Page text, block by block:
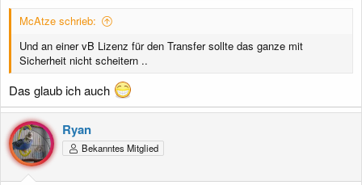
McAtze schrieb:
Und an einer vB Lizenz für den Transfer sollte das ganze mit
Sicherheit nicht scheitern ..
Das glaub ich auch
Ryan
Bekanntes Mitglied